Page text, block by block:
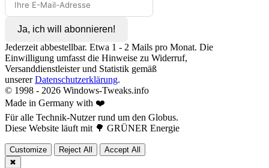
Ja, ich will abonnieren!
Jederzeit abbestellbar. Etwa 1 - 2 Mails pro Monat. Die
Einwilligung umfasst die Hinweise zu Widerruf,
Versanddienstleister und Statistik gemäß
unsererDatenschutzerklärung.
© 1998 - 2026 Windows-Tweaks.info
Made in Germany with ❤️
Für alle Technik-Nutzer rund um den Globus.
Diese Website läuft mit 🌳 GRÜNER Energie
Customize Reject All
Accept All
✖